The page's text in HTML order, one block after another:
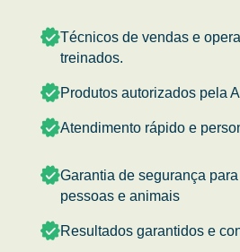
Técnicos de vendas e
treinados.
Produtos autorizados pela
Atendimento rápido e
Garantia de segurança para
pessoas e animais
Resultados garantidos e